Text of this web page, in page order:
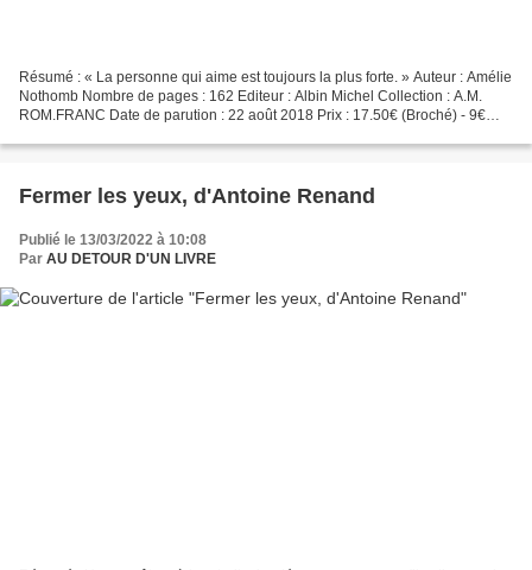
Résumé : « La personne qui aime est toujours la plus forte. » Auteur : Amélie
Nothomb Nombre de pages : 162 Editeur : Albin Michel Collection : A.M.
ROM.FRANC Date de parution : 22 août 2018 Prix : 17.50€ (Broché) - 9€
Fermer les yeux, d'Antoine Renand
Publié le 13/03/2022 à 10:08
Par AU DETOUR D'UN LIVRE